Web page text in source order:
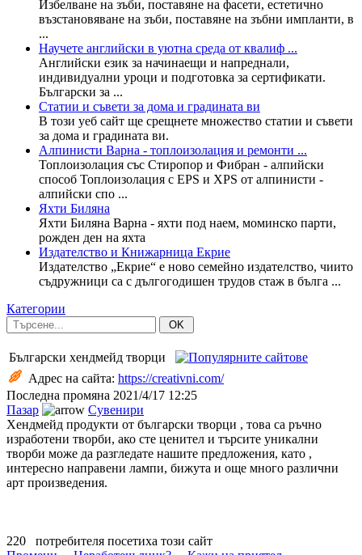
Избелване на зъби, поставяне на фасети, естетично
възстановяване на зъби, поставяне на зъбни импланти, в
...
Научете английски в уютна среда от квалиф ...
Английски език за начинаещи и напреднали,
индивидуални уроци и подготовка за сертификати.
Български за ...
Статии и съвети за дома и градината ви
В този уеб сайт ще срещнете множество статии и съвети
за дома и градината ви.
Алпинисти Варна - топлоизолация и ремонти ...
Топлоизолация със Стиропор и Фибран - алпийски
способ Топлоизолация с EPS и XPS от алпинисти -
алпийски спо ...
Яхти Биляна
Яхти Биляна Варна - яхти под наем, моминско парти,
рожден ден на яхта
Издателство и Книжарница Екрие
Издателство „Екриe“ е ново семейно издателство, чиито
съдружници са с дългогодишен трудов стаж в бълга ...
Категории
OK
Български хендмейд творци
Адрес на сайта: https://creativni.com/
Последна промяна 2021/4/17 12:25
Пазар
Сувенири
Хендмейд продукти от български творци , това са ръчно
изработени творби, ако сте ценител и търсите уникални
творби може да разгледате нашите предложения, като ,
интересно направени лампи, бижута и още много различни
арт произведения.
220 потребителя посетиха този сайт